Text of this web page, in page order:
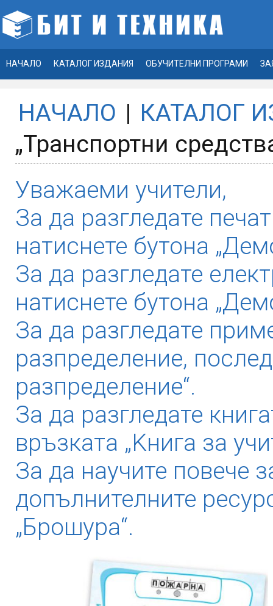
НАЧАЛО КАТАЛОГ ИЗДАНИЯ ОБУЧИТЕЛНИ ПРОГРАМИ
НАЧАЛО | КАТАЛОГ
„Транспортни
Уважаеми учители,
За да разгледате
натиснете бутона
За да разгледате
натиснете бутона
За да разгледате
разпределение,
разпределение“.
За да разгледате
връзката „Kнига за
За да научите повече
допълнителните
„Брошура“.